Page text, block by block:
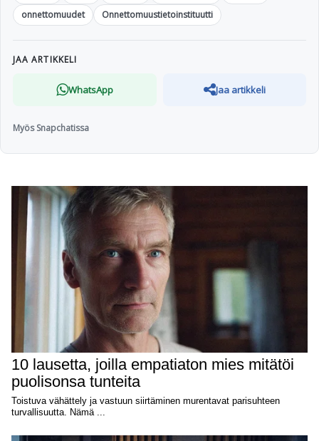
onnettomuudet
Onnettomuustietoinstituutti
JAA ARTIKKELI
WhatsApp Jaa artikkeli
Myös Snapchatissa